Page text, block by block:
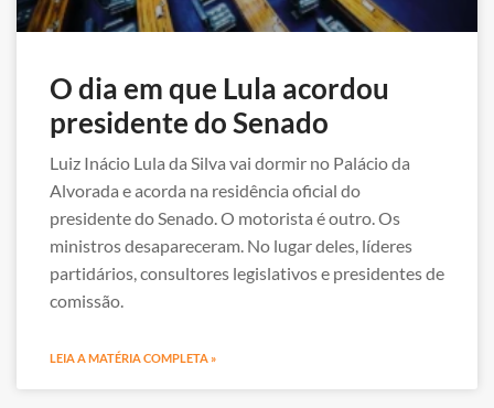
O dia em que Lula acordou
presidente do Senado
Luiz Inácio Lula da Silva vai dormir no Palácio da
Alvorada e acorda na residência oficial do
presidente do Senado. O motorista é outro. Os
ministros desapareceram. No lugar deles, líderes
partidários, consultores legislativos e presidentes de
comissão.
LEIA A MATÉRIA COMPLETA »